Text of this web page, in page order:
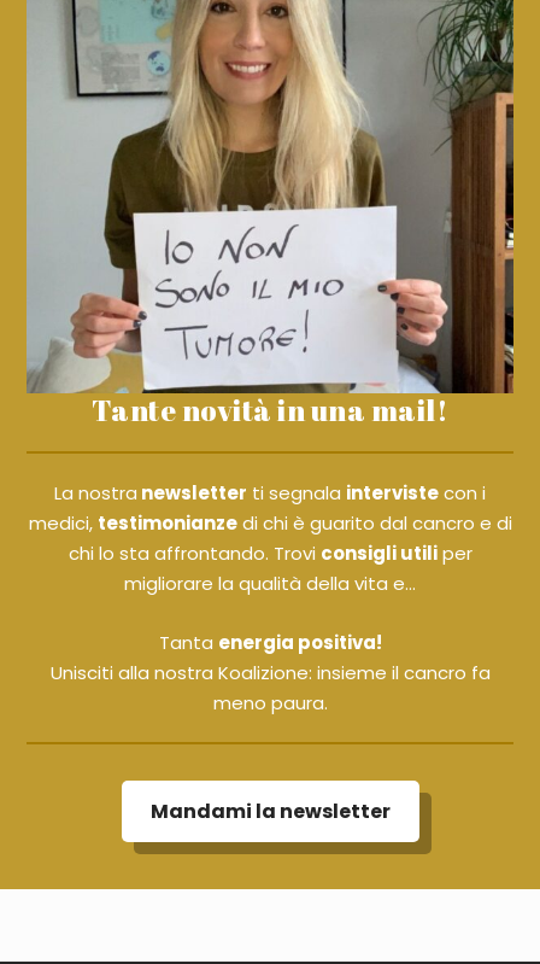
Tante novità in una mail!
La nostra newsletter ti segnala intervistecon i
medici, testimonianzedi chi è guarito dal cancro e di
chi lo sta affrontando. Trovi consigli utiliper
migliorare la qualità della vita e...
Tanta energia positiva!
Unisciti alla nostra Koalizione: insieme il cancro fa
meno paura.
Mandami la newsletter